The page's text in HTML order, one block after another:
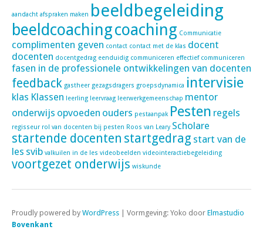
aandacht afspraken maken beeldbegeleiding
beeldcoachingcoaching Communicatie
complimenten geven contact contact met de klas docent
docenten docentgedrag eenduidig communiceren effectief communiceren
fasen in de professionele ontwikkelingen van docenten
feedback gastheer gezagsdragers groepsdynamica intervisie
klas Klassen leerling leervraag leerwerkgemeenschap mentor
onderwijs opvoeden ouders pestaanpak Pesten regels
regisseur rol van docenten bij pesten Roos van Leary Scholare
startende docenten startgedrag start van de
les svib valkuilen in de les videobeelden videointeractiebegeleiding
voortgezet onderwijs wiskunde
Proudly powered by WordPress Vormgeving: Yoko door Elmastudio
Bovenkant